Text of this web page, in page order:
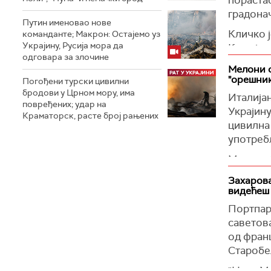
Путин именовао нове
команданте; Макрон: Остајемо уз
Украјину, Русија мора да
одговара за злочине
Погођени турски цивилни
бродови у Црном мору, има
повређених; удар на
Краматорск, расте број рањених
"Ми
трајни
(Танјуг)
живи у
заштити
којем
Танјуг)
Кличко
Како је
86-
особа,
У
Међу
службе
Мелони
Мелони
већ
је Анса.
навела
(Танјуг)
од